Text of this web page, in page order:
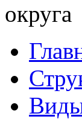
округа